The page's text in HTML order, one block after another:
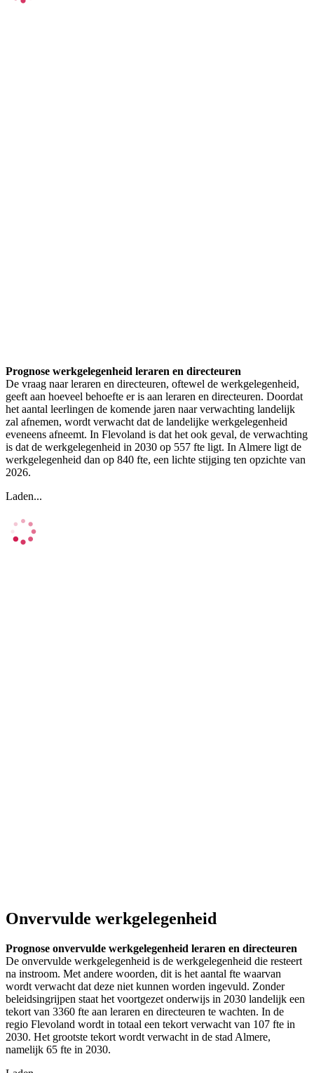
Prognose werkgelegenheid leraren en directeuren
De vraag naar leraren en directeuren, oftewel de werkgelegenheid,
geeft aan hoeveel behoefte er is aan leraren en directeuren. Doordat
het aantal leerlingen de komende jaren naar verwachting landelijk
zal afnemen, wordt verwacht dat de landelijke werkgelegenheid
eveneens afneemt. In Flevoland is dat het ook geval, de verwachting
is dat de werkgelegenheid in 2030 op 557 fte ligt. In Almere ligt de
werkgelegenheid dan op 840 fte, een lichte stijging ten opzichte van
2026.
Laden...
Onvervulde werkgelegenheid
Prognose onvervulde werkgelegenheid leraren en directeuren
De onvervulde werkgelegenheid is de werkgelegenheid die resteert
na instroom. Met andere woorden, dit is het aantal fte waarvan
wordt verwacht dat deze niet kunnen worden ingevuld. Zonder
beleidsingrijpen staat het voortgezet onderwijs in 2030 landelijk een
tekort van 3360 fte aan leraren en directeuren te wachten. In de
regio Flevoland wordt in totaal een tekort verwacht van 107 fte in
2030. Het grootste tekort wordt verwacht in de stad Almere,
namelijk 65 fte in 2030.